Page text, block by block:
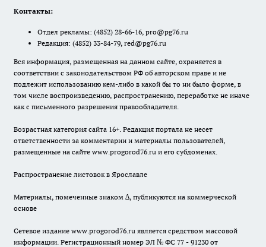
Контакты:
Отдел рекламы: (4852) 28-66-16, pro@pg76.ru
Редакция: (4852) 33-84-79, red@pg76.ru
Вся информация, размещенная на данном сайте, охраняется в
соответствии с законодательством РФ об авторском праве и не
подлежит использованию кем-либо в какой бы то ни было форме, в
том числе воспроизведению, распространению, переработке не иначе
как с письменного разрешения правообладателя.
Возрастная категория сайта 16+. Редакция портала не несет
ответственности за комментарии и материалы пользователей,
размещенные на сайте www.progorod76.ru и его субдоменах.
Распространение листовок в Ярославле
Материалы, помеченные знаком ∆, публикуются на коммерческой
основе
Сетевое издание www.progorod76.ru является средством массовой
информации. Регистрационный номер ЭЛ № ФС 77 - 91230 от